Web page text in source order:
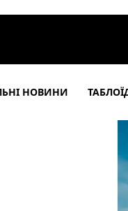
НОВИНИ